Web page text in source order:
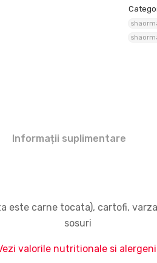
Informații suplimentare
este carne tocata), cartofi,
sosuri
valorile nutritionale si